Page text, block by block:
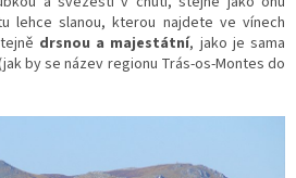
lehce slanou, kterou najdete ve vínech
drsnou a majestátní, jako je sama
by se název regionu Trás-os-Montes do